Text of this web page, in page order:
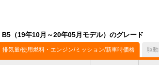
B5（19年10月～20年05月モデル）のグレード
排気量/使用燃料・エンジン/ミッション/新車時価格 駆